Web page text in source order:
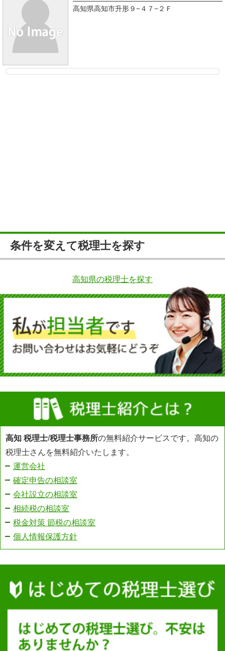
高知県高知市升形９−４７−２Ｆ
条件を変えて税理士を探す
高知県の税理士を探す
高知 税理士/税理士事務所の無料紹介サービスです。高知の
税理士さんを無料紹介いたします。
運営会社
確定申告の相談室
会社設立の相談室
相続税の相談室
税金対策 節税の相談室
個人情報保護方針